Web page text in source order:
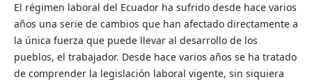
El régimen laboral del Ecuador ha sufrido desde hace varios
años una serie de cambios que han afectado directamente a
la única fuerza que puede llevar al desarrollo de los
pueblos, el trabajador. Desde hace varios años se ha tratado
de comprender la legislación laboral vigente, sin siquiera